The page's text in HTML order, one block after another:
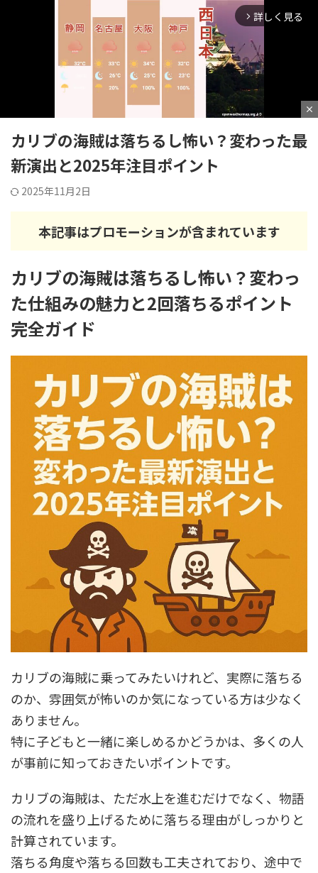
アミューズメントパーク攻略ブログ
GO TO NO LIMIT!!
東京ディズニーリゾート >
カリブの海賊は落ちるし怖い？変わった最
新演出と2025年注目ポイント
2025年11月2日
本記事はプロモーションが含まれています
カリブの海賊は落ちるし怖い？変わっ
た仕組みの魅力と2回落ちるポイント
完全ガイド
カリブの海賊に乗ってみたいけれど、実際に落ちる
のか、雰囲気が怖いのか気になっている方は少なく
ありません。
特に子どもと一緒に楽しめるかどうかは、多くの人
が事前に知っておきたいポイントです。
カリブの海賊は、ただ水上を進むだけでなく、物語
の流れを盛り上げるために落ちる理由がしっかりと
計算されています。
落ちる角度や落ちる回数も工夫されており、途中で
close
arrow_forward_ios 詳しく見る